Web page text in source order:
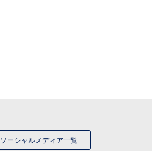
ソーシャルメディア一覧